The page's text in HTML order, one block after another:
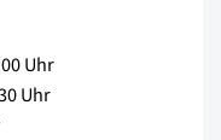
Uhr
Uhr